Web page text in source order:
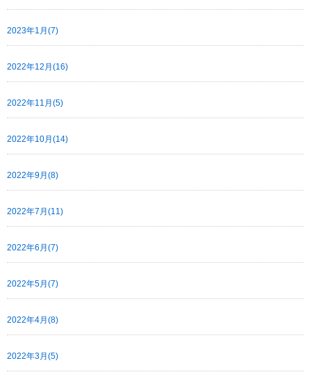
2023年1月(7)
2022年12月(16)
2022年11月(5)
2022年10月(14)
2022年9月(8)
2022年7月(11)
2022年6月(7)
2022年5月(7)
2022年4月(8)
2022年3月(5)